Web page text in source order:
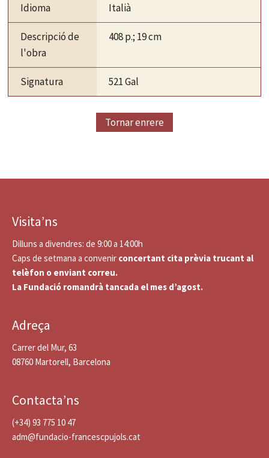
Idioma Italià
Descripció de
l'obra
408 p.; 19 cm
Signatura 521 Gal
Tornar enrere
Visita’ns
Dilluns a divendres: de 9:00 a 14:00h
Caps de setmana a convenir concertant cita prèvia trucant al
telèfon o enviant correu.
La Fundació romandrà tancada el mes d’agost.
Adreça
Carrer del Mur, 63
08760 Martorell, Barcelona
Contacta’ns
(+34) 93 775 10 47
adm@fundacio-francescpujols.cat